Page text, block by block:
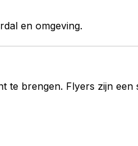
en omgeving.
te brengen. Flyers zijn